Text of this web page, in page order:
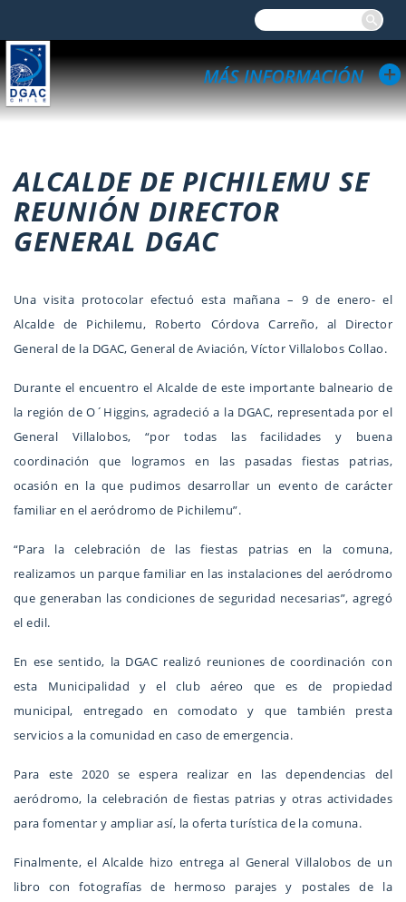
ALCALDE DE PICHILEMU SE
REUNIÓN DIRECTOR
GENERAL DGAC
Una visita protocolar efectuó esta mañana – 9 de enero- el
Alcalde de Pichilemu, Roberto Córdova Carreño, al Director
General de la DGAC, General de Aviación, Víctor Villalobos Collao.
Durante el encuentro el Alcalde de este importante balneario de
la región de O´Higgins, agradeció a la DGAC, representada por el
General Villalobos, “por todas las facilidades y buena
coordinación que logramos en las pasadas fiestas patrias,
ocasión en la que pudimos desarrollar un evento de carácter
familiar en el aeródromo de Pichilemu”.
“Para la celebración de las fiestas patrias en la comuna,
realizamos un parque familiar en las instalaciones del aeródromo
que generaban las condiciones de seguridad necesarias”, agregó
el edil.
En ese sentido, la DGAC realizó reuniones de coordinación con
esta Municipalidad y el club aéreo que es de propiedad
municipal, entregado en comodato y que también presta
servicios a la comunidad en caso de emergencia.
Para este 2020 se espera realizar en las dependencias del
aeródromo, la celebración de fiestas patrias y otras actividades
para fomentar y ampliar así, la oferta turística de la comuna.
Finalmente, el Alcalde hizo entrega al General Villalobos de un
libro con fotografías de hermoso parajes y postales de la